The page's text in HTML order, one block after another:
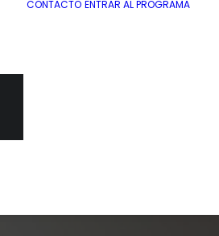
CONTACTO ENTRAR AL PROGRAMA